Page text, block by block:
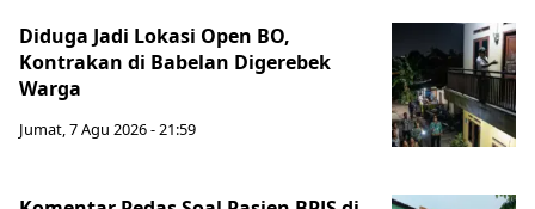
Diduga Jadi Lokasi Open BO,
Kontrakan di Babelan Digerebek
Warga
Jumat, 7 Agu 2026 - 21:59